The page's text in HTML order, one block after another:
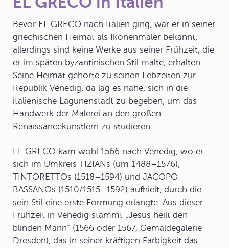
Bevor EL GRECO nach Italien ging, war er in seiner
griechischen Heimat als Ikonenmaler bekannt,
allerdings sind keine Werke aus seiner Frühzeit, die
er im späten byzantinischen Stil malte, erhalten.
Seine Heimat gehörte zu seinen Lebzeiten zur
Republik Venedig, da lag es nahe, sich in die
italienische Lagunenstadt zu begeben, um das
Handwerk der Malerei an den großen
Renaissancekünstlern zu studieren.
EL GRECO kam wohl 1566 nach Venedig, wo er
sich im Umkreis TIZIANs (um 1488–1576),
TINTORETTOs (1518–1594) und JACOPO
BASSANOs (1510/1515–1592) aufhielt, durch die
sein Stil eine erste Formung erlangte. Aus dieser
Frühzeit in Venedig stammt „Jesus heilt den
blinden Mann“ (1566 oder 1567, Gemäldegalerie
Dresden), das in seiner kräftigen Farbigkeit das